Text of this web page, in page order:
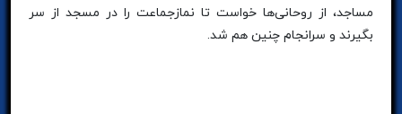
مساجد، از روحانی‌ها خواست تا نمازجماعت را در مسجد از سر
بگیرند و سرانجام چنین هم شد.